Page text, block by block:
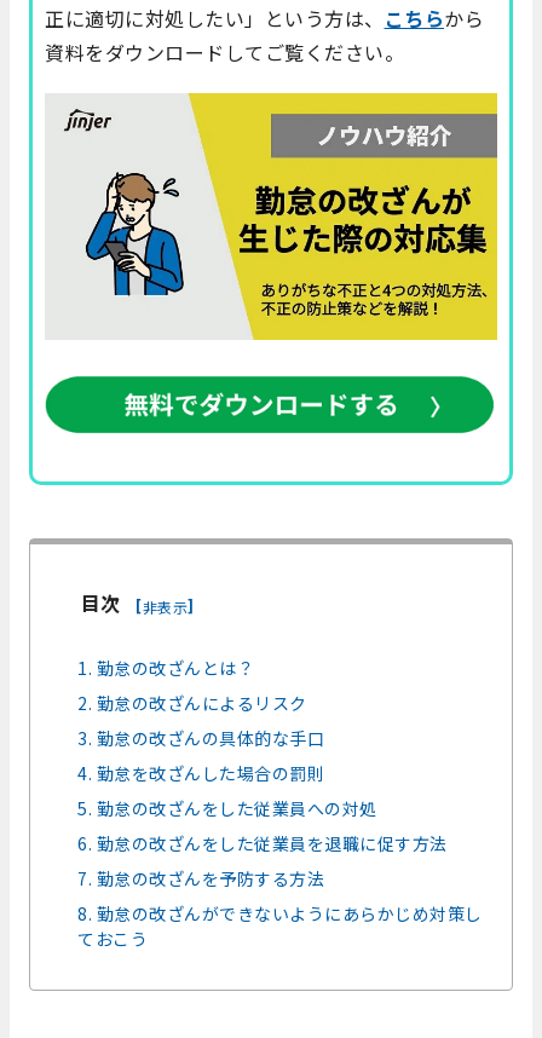
正に適切に対処したい」という方は、 こちらから
資料をダウンロードしてご覧ください。
目次 [非表示]
1. 勤怠の改ざんとは？
2. 勤怠の改ざんによるリスク
3. 勤怠の改ざんの具体的な手口
4. 勤怠を改ざんした場合の罰則
5. 勤怠の改ざんをした従業員への対処
6. 勤怠の改ざんをした従業員を退職に促す方法
7. 勤怠の改ざんを予防する方法
8. 勤怠の改ざんができないようにあらかじめ対策し
ておこう